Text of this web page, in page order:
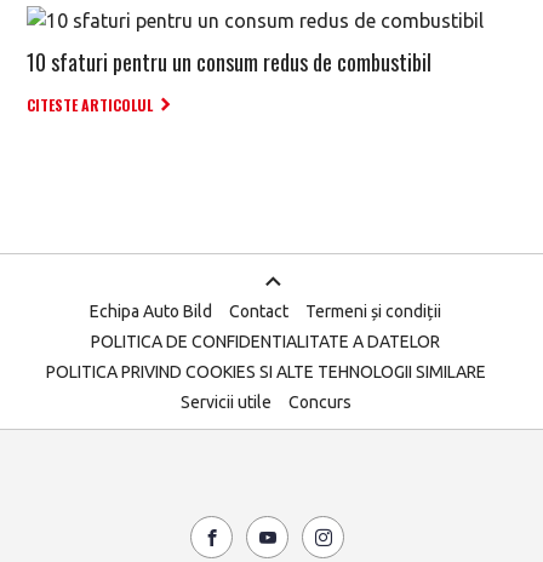
10 sfaturi pentru un consum redus de combustibil
CITESTE ARTICOLUL
Echipa Auto Bild Contact
Termeni și condiții
POLITICA DE CONFIDENTIALITATE A DATELOR
POLITICA PRIVIND COOKIES SI ALTE TEHNOLOGII SIMILARE
Servicii utile
Concurs